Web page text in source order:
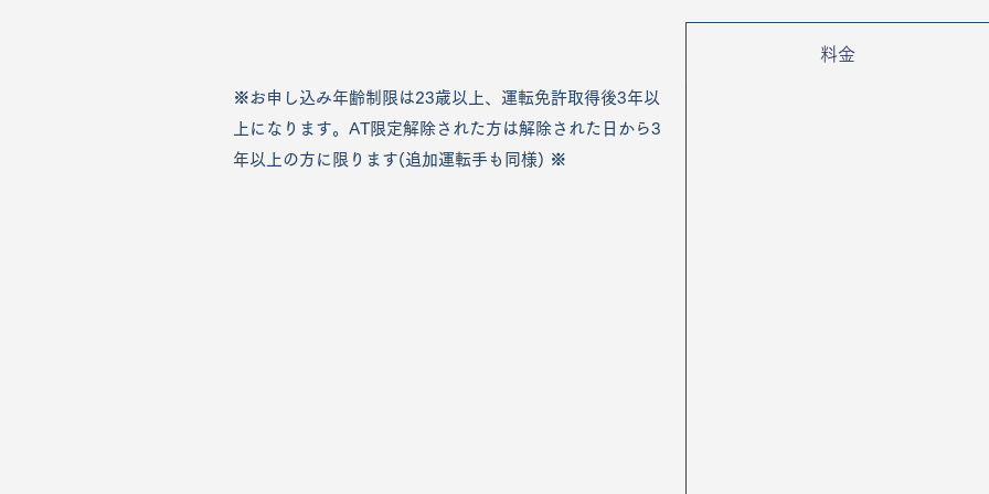
※お申し込み年齢制限は23歳以上、運転免許取得後3年以
上になります。AT限定解除された方は解除された日から3
年以上の方に限ります(追加運転手も同様) ※
料金